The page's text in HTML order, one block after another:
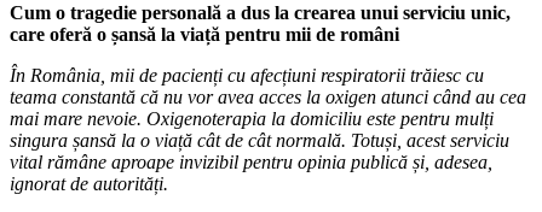
Cum o tragedie personală a dus la crearea unui serviciu unic,
care oferă o șansă la viață pentru mii de români
În România, mii de pacienți cu afecțiuni respiratorii trăiesc cu
teama constantă că nu vor avea acces la oxigen atunci când au cea
mai mare nevoie. Oxigenoterapia la domiciliu este pentru mulți
singura șansă la o viață cât de cât normală. Totuși, acest serviciu
vital rămâne aproape invizibil pentru opinia publică și, adesea,
ignorat de autorități.